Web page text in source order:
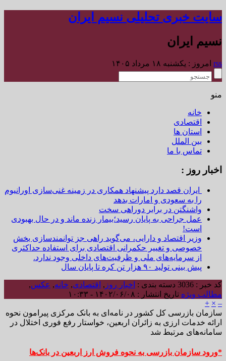
سایت خبری تحلیلی نسیم ایران
نسیم ایران
rss امروز : یکشنبه ۱۸ مرداد ۱۴۰۵
منو
خانه
اقتصادی
استان ها
بین الملل
تماس با ما
اخبار روز :
ایران قصد دارد پیشنهاد همکاری در زمینه غنی‌سازی اورانیوم
را به سعودی و امارات بدهد
واشنگتن در برابر دوراهی سخت
عمل جراحی به پایان رسید؛بیمار زنده ماند و در حال بهبودی
است!
وزیر اقتصاد و دارایی، می‌گوید راهی جز توانمندسازی بخش
خصوصی و تغییر حکمرانی اقتصادی برای استفاده حداکثری
از سرمایه‌های ملی و ظرفیت‌های داخلی وجود ندارد.
پیش بینی تولید ۹۰ هزار تن کره تا پایان سال
کد خبر : 3036 دسته بندی : اخبار روز , اقتصادی, خانه, عکس,
مطالب ویژه تاریخ انتشار : ۱۴۰۲/۰۶/۰۸ - ۱۰:۳۳
–
×
+
سازمان بازرسی کل کشور در نامه‌ای به بانک مرکزی پیرامون نحوه
ارائه خدمات ارزی به زائران اربعین، خواستار رفع فوری اختلال در
سامانه‌های مرتبط شد
*ورود سازمان بازرسی به نحوه فروش ارز اربعین در بانک‌ها